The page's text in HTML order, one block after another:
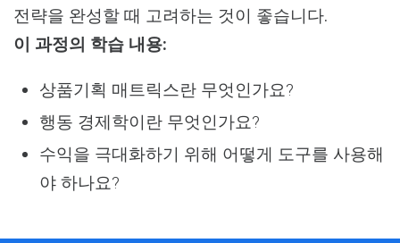
전략을 완성할 때 고려하는 것이 좋습니다.
이 과정의 학습 내용:
상품기획 매트릭스란 무엇인가요?
행동 경제학이란 무엇인가요?
수익을 극대화하기 위해 어떻게 도구를 사용해
야 하나요?